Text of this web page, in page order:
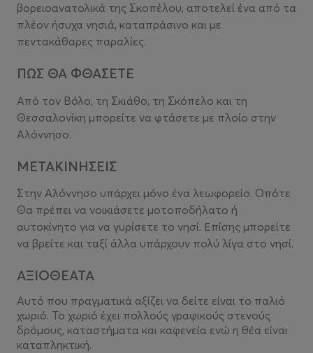
βορειοανατολικά της Σκοπέλου, αποτελεί ένα από τα
πλέον ήσυχα νησιά, καταπράσινο και με
πεντακάθαρες παραλίες.
ΠΩΣ ΘΑ ΦΘΑΣΕΤΕ
Από τον Βόλο, τη Σκιάθο, τη Σκόπελο και τη
Θεσσαλονίκη μπορείτε να φτάσετε με πλοίο στην
Αλόννησο.
ΜΕΤΑΚΙΝΗΣΕΙΣ
Στην Αλόννησο υπάρχει μόνο ένα λεωφορείο. Οπότε
Θα πρέπει να νοικιάσετε μοτοποδήλατο ή
αυτοκίνητο για να γυρίσετε το νησί. Επίσης μπορείτε
να βρείτε και ταξί άλλα υπάρχουν πολύ λίγα στο νησί.
ΑΞΙΟΘΕΑΤΑ
Αυτό που πραγματικά αξίζει να δείτε είναι το παλιό
χωριό. Το χωριό έχει πολλούς γραφικούς στενούς
δρόμους, καταστήματα και καφενεία ενώ η θέα είναι
καταπληκτική.